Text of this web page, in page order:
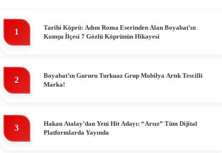
1
Tarihi Köprü: Adını Roma Eserinden Alan Boyabat’ın
Komşu İlçesi 7 Gözlü Köprünün Hikayesi
2
Boyabat’ın Gururu Turkuaz Grup Mobilya Artık Tescilli
Marka!
3
Hakan Atalay’dan Yeni Hit Adayı: “Arsız” Tüm Dijital
Platformlarda Yayında